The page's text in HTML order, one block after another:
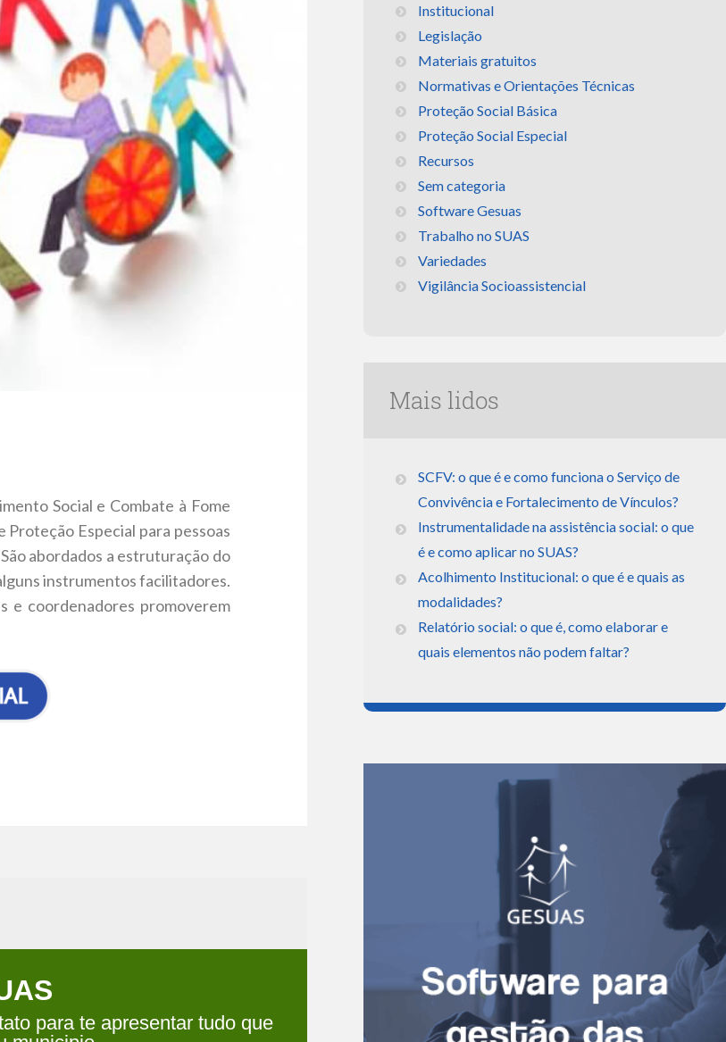
Social e Combate à Fome
Especial para pessoas
abordados a estruturação do
instrumentos facilitadores.
e coordenadores promoverem
para te apresentar tudo que
Institucional
Legislação
Materiais gratuitos
Normativas e Orientações Técnicas
Proteção Social Básica
Proteção Social Especial
Recursos
Sem categoria
Software Gesuas
Trabalho no SUAS
Variedades
Vigilância Socioassistencial
Mais lidos
SCFV: o que é e como funciona o Serviço de
Convivência e Fortalecimento de Vínculos?
Instrumentalidade na assistência social: o que
é e como aplicar no SUAS?
Acolhimento Institucional: o que é e quais as
modalidades?
Relatório social: o que é, como elaborar e
quais elementos não podem faltar?